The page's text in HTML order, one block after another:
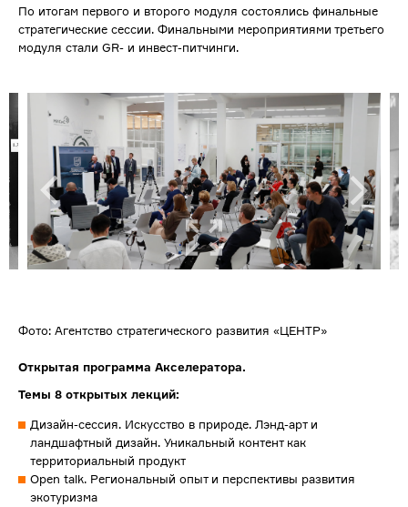
По итогам первого и второго модуля состоялись финальные
стратегические сессии. Финальными мероприятиями третьего
модуля стали GR- и инвест-питчинги.
Фото: Агентство стратегического развития «ЦЕНТР»
Открытая программа Акселератора.
Темы 8 открытых лекций:
Дизайн-сессия. Искусство в природе. Лэнд-арт и
ландшафтный дизайн. Уникальный контент как
территориальный продукт
Open talk. Региональный опыт и перспективы развития
экотуризма